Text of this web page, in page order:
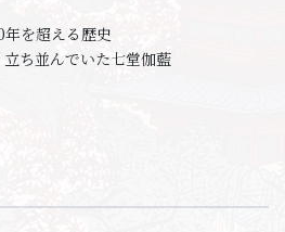
年を超える歴史
ち並んでいた七堂伽藍